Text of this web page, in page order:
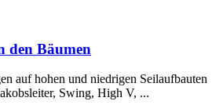
den Bäumen
auf hohen und niedrigen Seilaufbauten
Swing, High V, ...